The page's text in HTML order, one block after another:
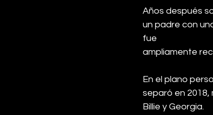
Años después
un padre con
fue
ampliamente
En el plano
separó en 2018,
Billie y Georgia.